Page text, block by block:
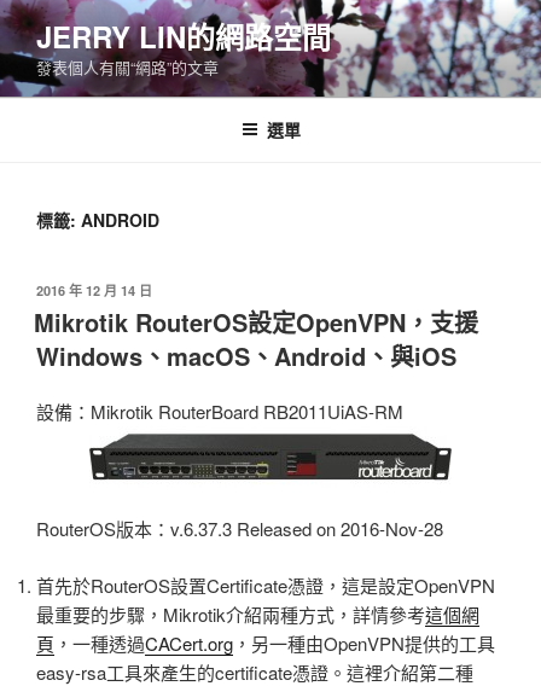
跳
至
主
要
JERRY LIN的網路空間
發表個人有關“網路”的文章
選單
標籤: ANDROID
發
佈
於
2016 年 12 月 14 日
Mikrotik RouterOS設定OpenVPN，支援
Windows、macOS、Android、與iOS
設備：Mikrotik RouterBoard RB2011UiAS-RM
RouterOS版本：v.6.37.3 Released on 2016-Nov-28
首先於RouterOS設置Certificate憑證，這是設定OpenVPN
最重要的步驟，Mikrotik介紹兩種方式，詳情參考這個網
頁 ，一種透過CACert.org ，另一種由OpenVPN提供的工具
easy-rsa工具來產生的certificate憑證。這裡介紹第二種